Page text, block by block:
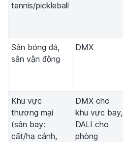
tennis/pickleball
Sân bóng đá,
sân vận động
DMX
Khu vực
thương mại
(sân bay:
cất/hạ cánh,
DMX cho
khu vực bay,
DALI cho
phòng